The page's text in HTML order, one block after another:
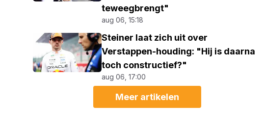
teweegbrengt"
aug 06, 15:18
Steiner laat zich uit over
Verstappen-houding: "Hij is daarna
toch constructief?"
aug 06, 17:00
Meer artikelen